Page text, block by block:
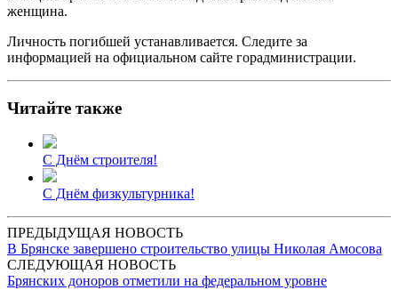
женщина.
Личность погибшей устанавливается. Следите за
информацией на официальном сайте горадминистрации.
Читайте также
С Днём строителя!
С Днём физкультурника!
ПРЕДЫДУЩАЯ НОВОСТЬ
В Брянске завершено строительство улицы Николая Амосова
СЛЕДУЮЩАЯ НОВОСТЬ
Брянских доноров отметили на федеральном уровне